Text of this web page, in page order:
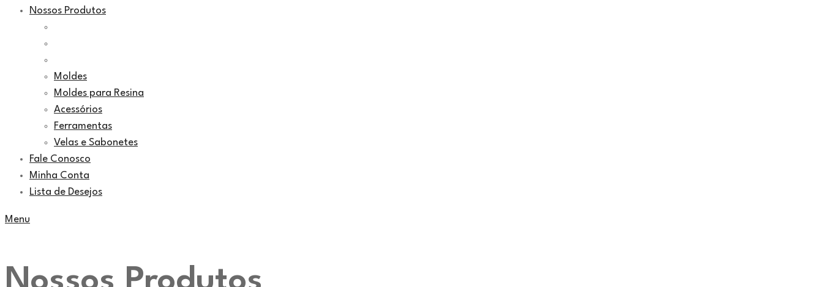
Nossos Produtos
Moldes
Moldes para Resina
Acessórios
Ferramentas
Velas e Sabonetes
Fale Conosco
Minha Conta
Lista de Desejos
Menu